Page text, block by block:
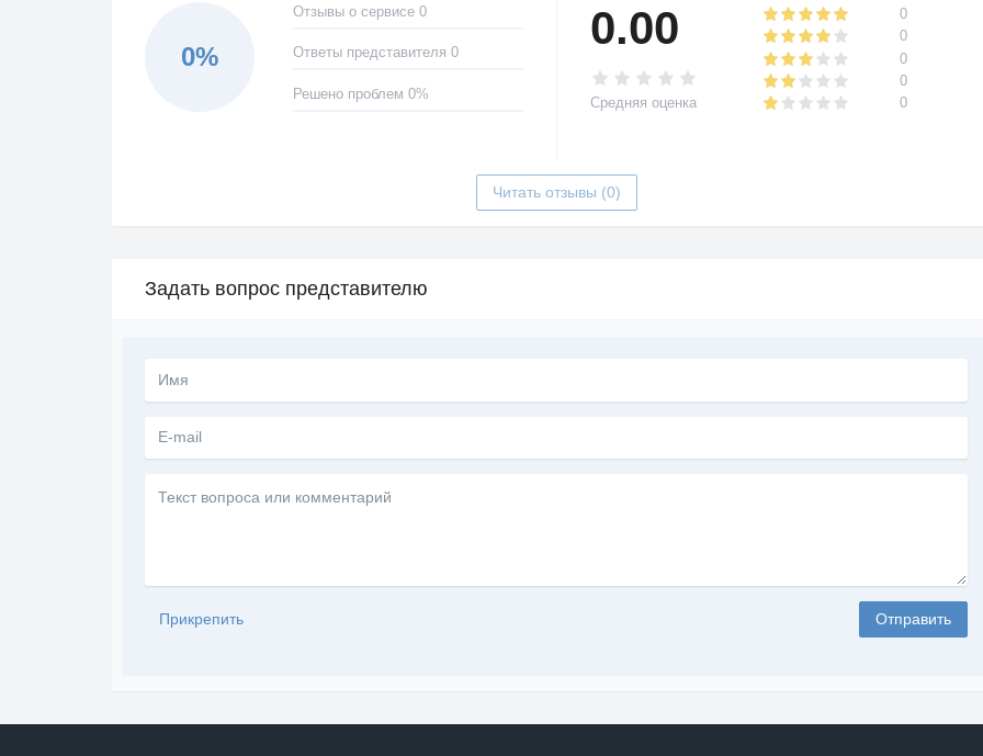
0%
Отзывы о сервисе 0
Ответы представителя 0
Решено проблем 0%
0.00
Средняя оценка
0
0
0
0
0
Читать отзывы (0)
Задать вопрос представителю
вопроса
Отправить
Прикрепить